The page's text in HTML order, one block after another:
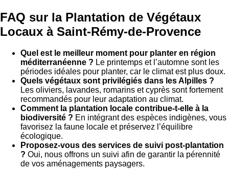
FAQ sur la Plantation de Végétaux
Locaux à Saint-Rémy-de-Provence
Quel est le meilleur moment pour planter en région
méditerranéenne ? Le printemps et l’automne sont les
périodes idéales pour planter, car le climat est plus doux.
Quels végétaux sont privilégiés dans les Alpilles ?
Les oliviers, lavandes, romarins et cyprès sont fortement
recommandés pour leur adaptation au climat.
Comment la plantation locale contribue-t-elle à la
biodiversité ? En intégrant des espèces indigènes, vous
favorisez la faune locale et préservez l’équilibre
écologique.
Proposez-vous des services de suivi post-plantation
? Oui, nous offrons un suivi afin de garantir la pérennité
de vos aménagements paysagers.